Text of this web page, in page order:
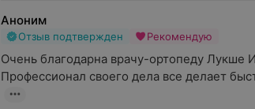
Аноним
Отзыв подтвержден Рекомендую
Очень благодарна врачу-ортопеду Лукше
Профессионал своего дела все делает